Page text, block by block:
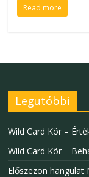
Read more
Legutóbbi
Wild Card Kör –
Wild Card Kör –
Előszezon hangulat